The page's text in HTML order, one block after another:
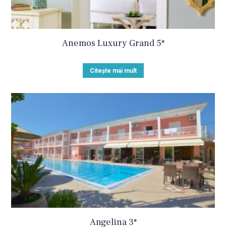
Anemos Luxury Grand 5*
Citește mai mult
Angelina 3*